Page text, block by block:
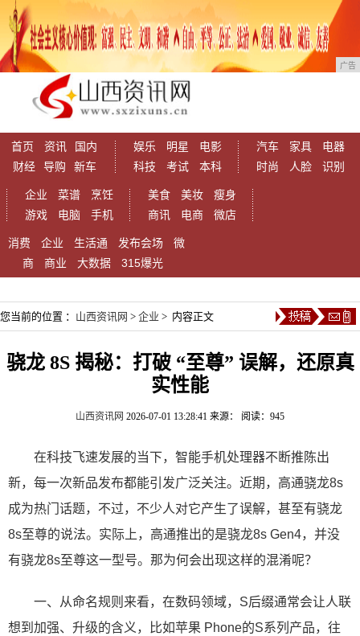
广告
首页 资讯
国内
财经
导购 新车
娱乐 明星
电影
科技
考试 本科
汽车 家具
电器
时尚
人脸 识别
企业 菜谱
烹饪
游戏
电脑 手机
美食 美妆
瘦身
商讯
电商 微店
消费 企业 生活通 发布会场
微
商
商业 大数据 315爆光
您当前的位置 ： 山西资讯网 > 企业 > 内容正文
骁龙 8S 揭秘：打破 “至尊” 误解，还原真
实性能
山西资讯网 2026-07-01 13:28:41 来源： 阅读：945
在科技飞速发展的当下，智能手机处理器不断推陈出
新，每一次新品发布都能引发广泛关注。近期，高通骁龙8s
成为热门话题，不过，不少人对它产生了误解，甚至有骁龙
8s至尊的说法。实际上，高通推出的是骁龙8s Gen4，并没
有骁龙8s至尊这一型号。那为何会出现这样的混淆呢？
一、从命名规则来看，在数码领域，S后缀通常会让人联
想到加强、升级的含义，比如苹果 Phone的S系列产品，往